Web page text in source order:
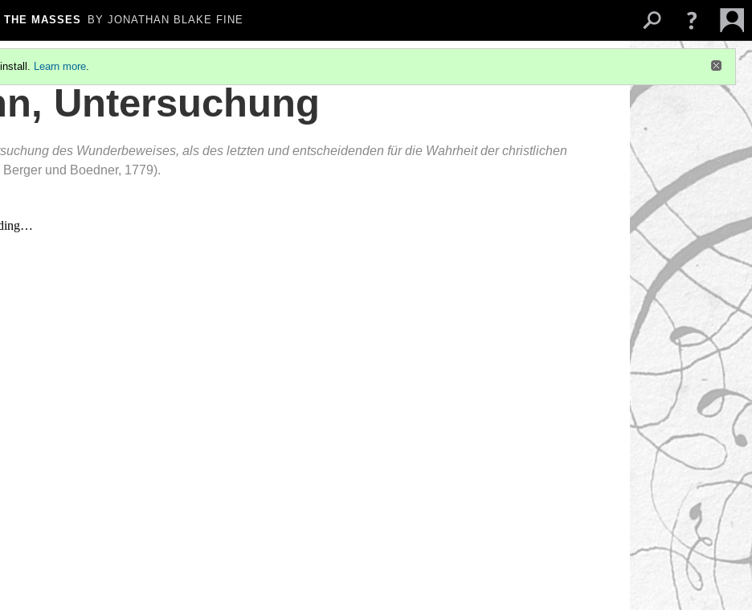
MASSES BY JONATHAN BLAKE FINE
Learn more.
Untersuchung
des Wunderbeweises, als des letzten und entscheidenden für die Wahrheit der christlichen
und Boedner, 1779).